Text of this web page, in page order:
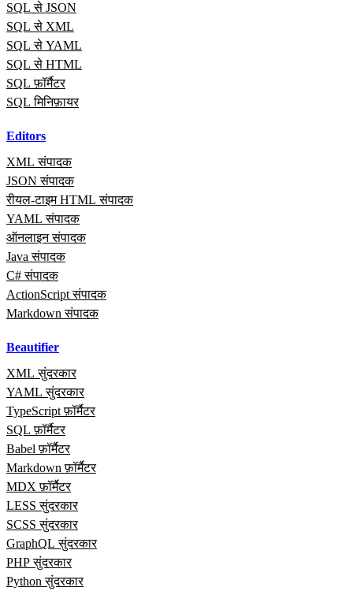
SQL से JSON
SQL से XML
SQL से YAML
SQL से HTML
SQL फ़ॉर्मैटर
SQL मिनिफ़ायर
Editors
XML संपादक
JSON संपादक
रीयल‑टाइम HTML संपादक
YAML संपादक
ऑनलाइन संपादक
Java संपादक
C# संपादक
ActionScript संपादक
Markdown संपादक
Beautifier
XML सुंदरकार
YAML सुंदरकार
TypeScript फ़ॉर्मैटर
SQL फ़ॉर्मैटर
Babel फ़ॉर्मैटर
Markdown फ़ॉर्मैटर
MDX फ़ॉर्मैटर
LESS सुंदरकार
SCSS सुंदरकार
GraphQL सुंदरकार
PHP सुंदरकार
Python सुंदरकार